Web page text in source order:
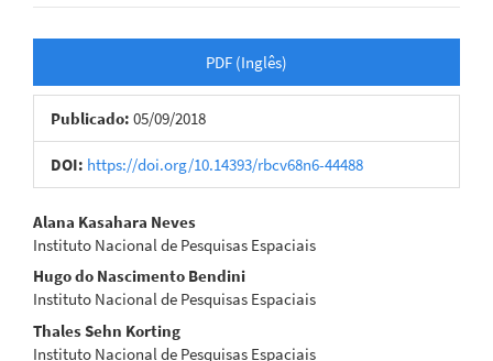
lateral
de
artigos
PDF (Inglês)
Publicado: 05/09/2018
DOI: https://doi.org/10.14393/rbcv68n6-44488
Conteúdo
do
artigo
principal
Alana Kasahara Neves
Instituto Nacional de Pesquisas Espaciais
Hugo do Nascimento Bendini
Instituto Nacional de Pesquisas Espaciais
Thales Sehn Korting
Instituto Nacional de Pesquisas Espaciais